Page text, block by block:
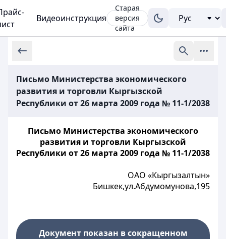
Видеоинструкция
Старая
версия
сайта
Письмо Министерства экономического
развития и торговли Кыргызской
Республики от 26 марта 2009 года № 11-1/2038
Письмо Министерства экономического
развития и торговли Кыргызской
Республики от 26 марта 2009 года № 11-1/2038
ОАО «Кыргызалтын»
Бишкек,ул.Абдумомунова,195
Документ показан в сокращенном